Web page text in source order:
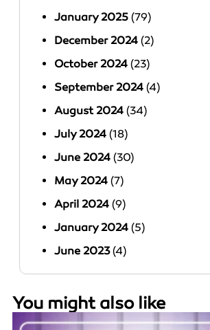
January 2025 (79)
December 2024 (2)
October 2024 (23)
September 2024 (4)
August 2024 (34)
July 2024 (18)
June 2024 (30)
May 2024 (7)
April 2024 (9)
January 2024 (5)
June 2023(4)
You might also like